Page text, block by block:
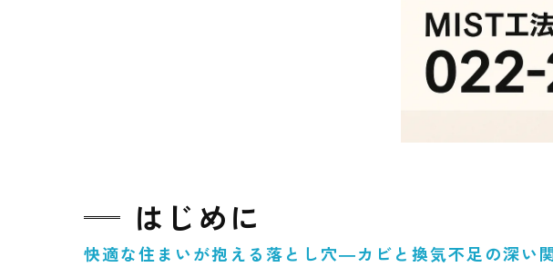
はじめに
快適な住まいが抱える落とし穴―カビと換気不足の深い